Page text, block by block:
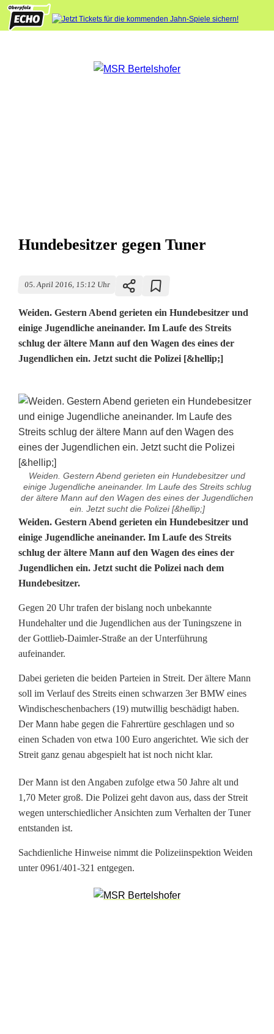
Hundebesitzer gegen Tuner
05. April 2016, 15:12 Uhr
Weiden. Gestern Abend gerieten ein Hundebesitzer und
einige Jugendliche aneinander. Im Laufe des Streits
schlug der ältere Mann auf den Wagen des eines der
Jugendlichen ein. Jetzt sucht die Polizei [&hellip;]
Weiden. Gestern Abend gerieten ein Hundebesitzer und
einige Jugendliche aneinander. Im Laufe des Streits schlug
der ältere Mann auf den Wagen des eines der Jugendlichen
ein. Jetzt sucht die Polizei [&hellip;]
H
u
n
e
b
s
i
t
z
e
r
g
e
g
Weiden. Gestern Abend gerieten ein Hundebesitzer und
einige Jugendliche aneinander. Im Laufe des Streits
schlug der ältere Mann auf den Wagen des eines der
Jugendlichen ein. Jetzt sucht die Polizei nach dem
Hundebesitzer.
Gegen 20 Uhr trafen der bislang noch unbekannte
Hundehalter und die Jugendlichen aus der Tuningszene in
der Gottlieb-Daimler-Straße an der Unterführung
aufeinander.
Dabei gerieten die beiden Parteien in Streit. Der ältere Mann
soll im Verlauf des Streits einen schwarzen 3er BMW eines
Windischeschenbachers (19) mutwillig beschädigt haben.
Der Mann habe gegen die Fahrertüre geschlagen und so
einen Schaden von etwa 100 Euro angerichtet. Wie sich der
Streit ganz genau abgespielt hat ist noch nicht klar.
Der Mann ist den Angaben zufolge etwa 50 Jahre alt und
1,70 Meter groß. Die Polizei geht davon aus, dass der Streit
wegen unterschiedlicher Ansichten zum Verhalten der Tuner
entstanden ist.
Sachdienliche Hinweise nimmt die Polizeiinspektion Weiden
unter 0961/401-321 entgegen.